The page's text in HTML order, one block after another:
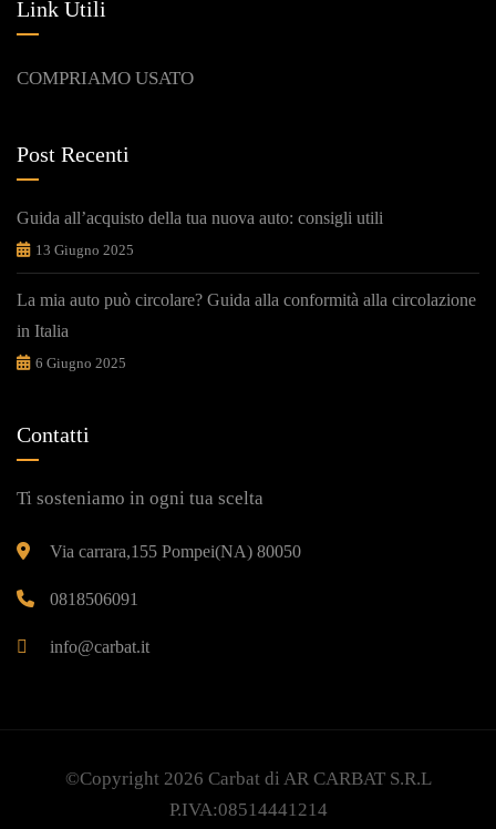
Link Utili
COMPRIAMO USATO
Post Recenti
Guida all’acquisto della tua nuova auto: consigli utili
13 Giugno 2025
La mia auto può circolare? Guida alla conformità alla circolazione
in Italia
6 Giugno 2025
Contatti
Ti sosteniamo in ogni tua scelta
Via carrara,155 Pompei(NA) 80050
0818506091
info@carbat.it
©Copyright 2026 Carbatdi AR CARBAT S.R.L
P.IVA:08514441214